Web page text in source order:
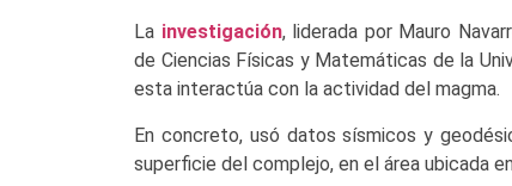
La investigación, liderada por Mauro
de Ciencias Físicas y Matemáticas de la
esta interactúa con la actividad del magma.
En concreto, usó datos sísmicos y
superficie del complejo, en el área ubicada